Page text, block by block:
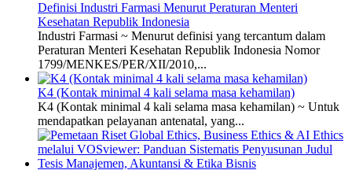
Definisi Industri Farmasi Menurut Peraturan Menteri
Kesehatan Republik Indonesia
Industri Farmasi ~ Menurut definisi yang tercantum dalam
Peraturan Menteri Kesehatan Republik Indonesia Nomor
1799/MENKES/PER/XII/2010,...
K4 (Kontak minimal 4 kali selama masa kehamilan)
K4 (Kontak minimal 4 kali selama masa kehamilan) ~ Untuk
mendapatkan pelayanan antenatal, yang...